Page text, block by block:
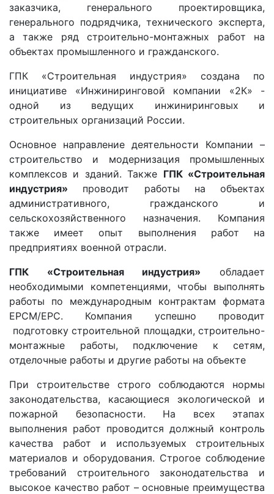
заказчика, генерального проектировщика,
генерального подрядчика, технического эксперта,
а также ряд строительно-монтажных работ на
объектах промышленного и гражданского.
ГПК «Строительная индустрия» создана по
инициативе «Инжиниринговой компании «2К» -
одной из ведущих инжиниринговых и
строительных организаций России.
Основное направление деятельности Компании –
строительство и модернизация промышленных
комплексов и зданий. Также ГПК «Строительная
индустрия» проводит работы на объектах
административного, гражданского и
сельскохозяйственного назначения. Компания
также имеет опыт выполнения работ на
предприятиях военной отрасли.
ГПК «Строительная индустрия» обладает
необходимыми компетенциями, чтобы выполнять
работы по международным контрактам формата
EPCM/EPC. Компания успешно проводит
подготовку строительной площадки, строительно-
монтажные работы, подключение к сетям,
отделочные работы и другие работы на объекте
При строительстве строго соблюдаются нормы
законодательства, касающиеся экологической и
пожарной безопасности. На всех этапах
выполнения работ проводится должный контроль
качества работ и используемых строительных
материалов и оборудования. Строгое соблюдение
требований строительного законодательства и
высокое качество работ – основные преимущества